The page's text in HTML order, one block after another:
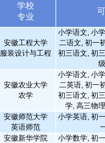
学校
专业
安徽工程大学
服装设计与工程
小学语文, 小
二语文, 初一
初三语文, 初
安徽农业大学
农学
小学语文, 小
二英语, 初一
初三语文, 初
学, 高三物
安徽师范大学
英语师范
小学英语, 初
安徽新华学院
小学数学, 初